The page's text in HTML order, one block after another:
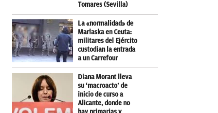
Tomares (Sevilla)
La «normalidad» de
Marlaska en Ceuta:
militares del Ejército
custodian la entrada
a un Carrefour
Diana Morant lleva
su ‘macroacto’ de
inicio de curso a
Alicante, donde no